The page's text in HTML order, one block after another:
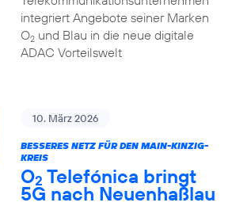
integriert Angebote seiner Marken
O2und Blau in die neue digitale
ADAC Vorteilswelt
10. März 2026
BESSERES NETZ FÜR DEN MAIN-KINZIG-
KREIS
O2 Telefónica bringt
5G nach Neuenhaßlau